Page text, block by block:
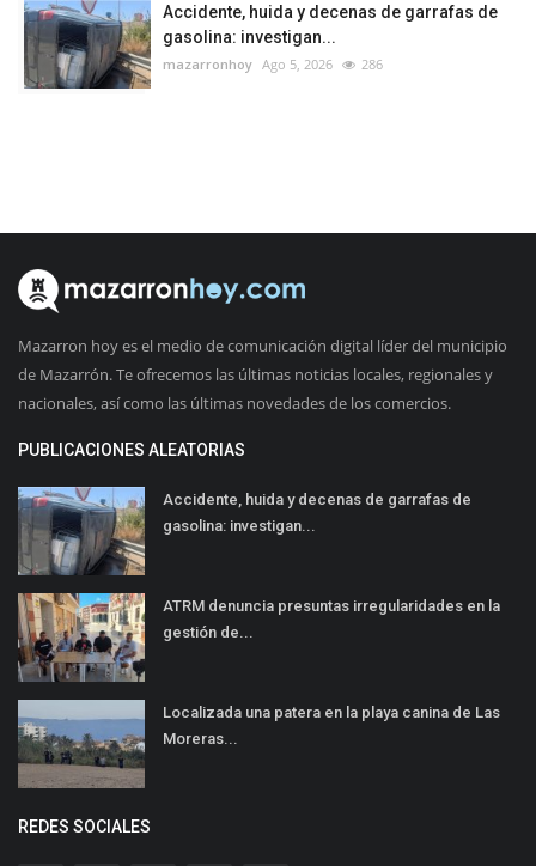
Accidente, huida y decenas de garrafas de
gasolina: investigan...
mazarronhoy Ago 5, 2026 286
Mazarron hoy es el medio de comunicación digital líder del municipio
de Mazarrón. Te ofrecemos las últimas noticias locales, regionales y
nacionales, así como las últimas novedades de los comercios.
PUBLICACIONES ALEATORIAS
Accidente, huida y decenas de garrafas de
gasolina: investigan...
ATRM denuncia presuntas irregularidades en la
gestión de...
Localizada una patera en la playa canina de Las
Moreras...
REDES SOCIALES